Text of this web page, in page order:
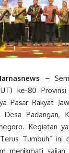
–
ke-80
Pasar Rakyat
Desa Padangan,
Kegiatan
Tumbuh” ini
menikmati